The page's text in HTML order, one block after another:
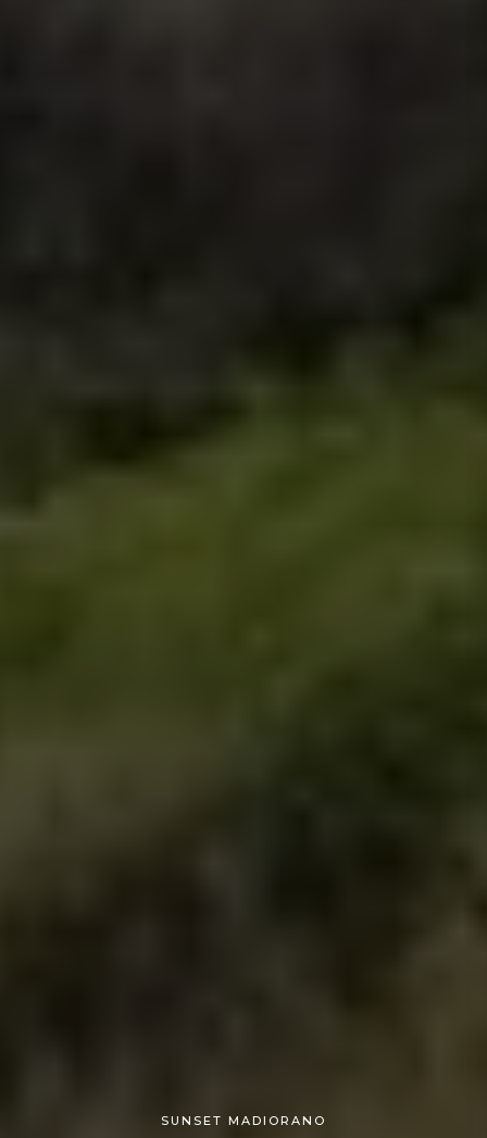
SUNSET MADIORANO